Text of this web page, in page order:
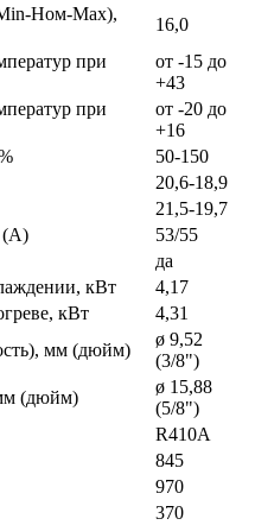
Ном-Max),
16,0
при
от -15 до
+43
при
от -20 до
+16
50-150
20,6-18,9
21,5-19,7
(А)
53/55
да
кВт
4,17
кВт
4,31
мм (дюйм)
ø 9,52
(3/8")
(дюйм)
ø 15,88
(5/8")
R410A
845
970
370